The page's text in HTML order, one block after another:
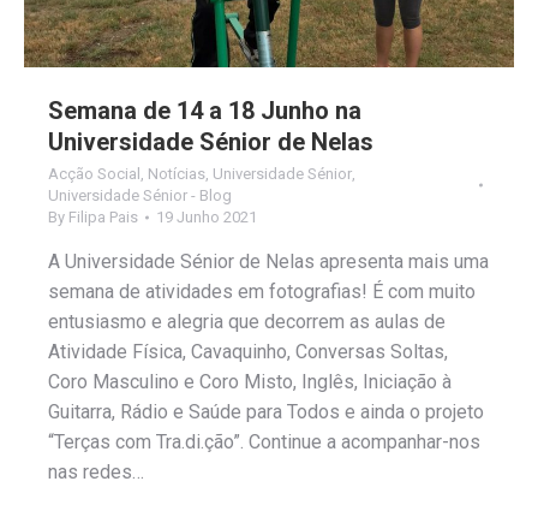
Semana de 14 a 18 Junho na
Universidade Sénior de Nelas
Acção Social , Notícias, Universidade Sénior,
Universidade Sénior - Blog
By Filipa Pais 19 Junho 2021
A Universidade Sénior de Nelas apresenta mais uma
semana de atividades em fotografias! É com muito
entusiasmo e alegria que decorrem as aulas de
Atividade Física, Cavaquinho, Conversas Soltas,
Coro Masculino e Coro Misto, Inglês, Iniciação à
Guitarra, Rádio e Saúde para Todos e ainda o projeto
“Terças com Tra.di.ção”. Continue a acompanhar-nos
nas redes…